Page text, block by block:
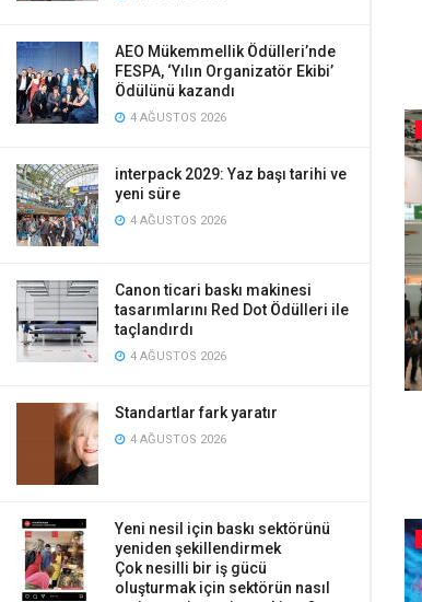
AEO Mükemmellik Ödülleri’nde
FESPA, ‘Yılın Organizatör Ekibi’
Ödülünü kazandı
4 AĞUSTOS 2026
interpack 2029: Yaz başı tarihi ve
yeni süre
4 AĞUSTOS 2026
Canon ticari baskı makinesi
tasarımlarını Red Dot Ödülleri ile
taçlandırdı
4 AĞUSTOS 2026
Standartlar fark yaratır
4 AĞUSTOS 2026
Yeni nesil için baskı sektörünü
yeniden şekillendirmek
Çok nesilli bir iş gücü
oluşturmak için sektörün nasıl